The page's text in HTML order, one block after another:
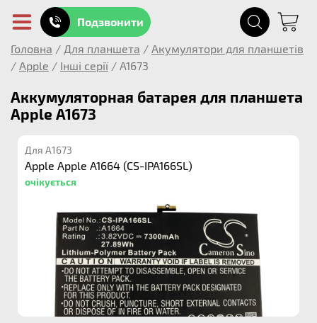
Подзвонити
Головна / Для планшета / Акумулятори для планшетів
/ Apple / Інші серії / A1673
Аккумуляторная батарея для планшета
Apple A1673
Для A1673
Apple Apple A1664 (CS-IPA166SL)
очікується